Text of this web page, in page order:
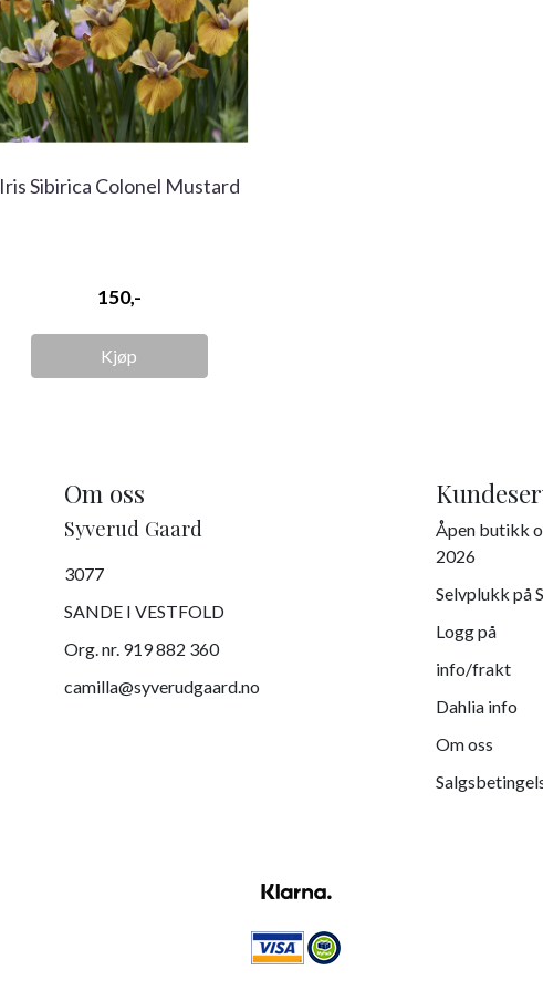
Iris Sibirica Colonel Mustard
150,-
Kjøp
Om oss
Syverud Gaard
3077
SANDE I VESTFOLD
Org. nr. 919 882 360
camilla@syverudgaard.no
Åpen butikk
2026
Selvplukk på
Logg på
info/frakt
Dahlia info
Om oss